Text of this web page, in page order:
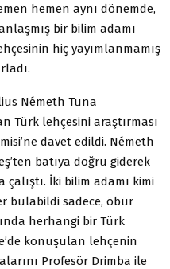
hemen aynı dönemde,
bir bilim adamı
hiç yayımlanmamış
Németh Tuna
Türk lehçesini araştırması
davet edildi. Németh
batıya doğru giderek
İki bilim adamı kimi
bulabildi sadece, öbür
herhangi bir Türk
konuşulan lehçenin
Profesör Drimba ile